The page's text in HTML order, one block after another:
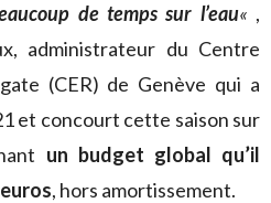
de temps sur l’eau« ,
administrateur du Centre
(CER) de Genève qui a
et concourt cette saison sur
un budget global qu’il
, hors amortissement.